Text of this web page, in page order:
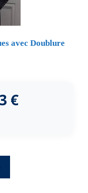
avec Doublure
€